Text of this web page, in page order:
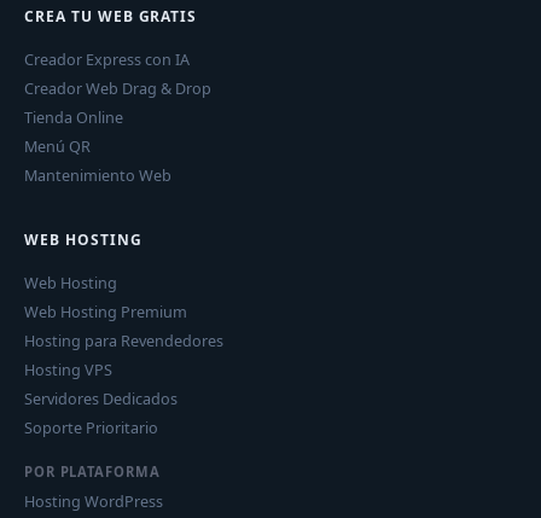
CREA TU WEB GRATIS
Creador Express con IA
Creador Web Drag & Drop
Tienda Online
Menú QR
Mantenimiento Web
WEB HOSTING
Web Hosting
Web Hosting Premium
Hosting para Revendedores
Hosting VPS
Servidores Dedicados
Soporte Prioritario
POR PLATAFORMA
Hosting WordPress